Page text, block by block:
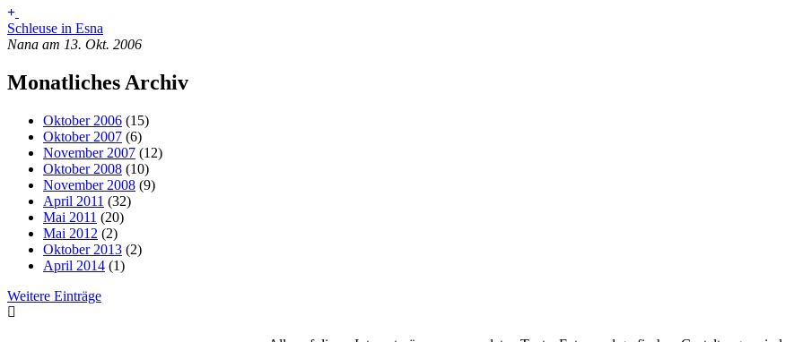
Schleuse in Esna
Nana am 13. Okt. 2006
Monatliches Archiv
Oktober 2006 (15)
Oktober 2007 (6)
November 2007 (12)
Oktober 2008 (10)
November 2008 (9)
April 2011 (32)
Mai 2011 (20)
Mai 2012 (2)
Oktober 2013 (2)
April 2014 (1)
Weitere Einträge